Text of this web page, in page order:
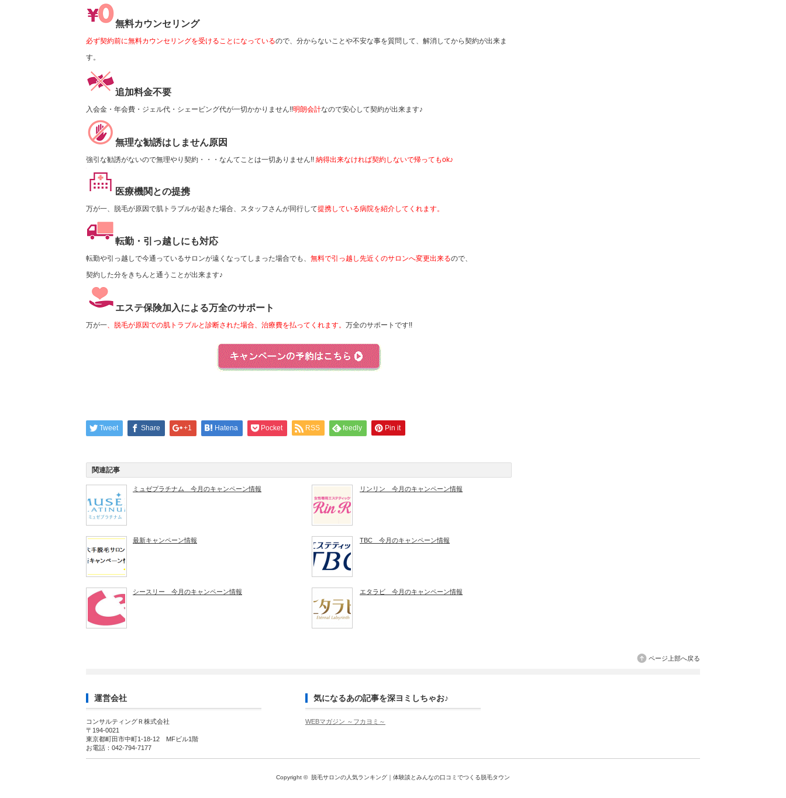
無料カウンセリング
必ず契約前に無料カウンセリングを受けることになっているので、分からないことや不安な事を質問して、解消してから契約が出来ま
す。
追加料金不要
入会金・年会費・ジェル代・シェービング代が一切かかりません!!明朗会計なので安心して契約が出来ます♪
無理な勧誘はしません原因
強引な勧誘がないので無理やり契約・・・なんてことは一切ありません!! 納得出来なければ契約しないで帰ってもok♪
医療機関との提携
万が一、脱毛が原因で肌トラブルが起きた場合、スタッフさんが同行して提携している病院を紹介してくれます。
転勤・引っ越しにも対応
転勤や引っ越しで今通っているサロンが遠くなってしまった場合でも、 無料で引っ越し先近くのサロンへ変更出来るので、
契約した分をきちんと通うことが出来ます♪
エステ保険加入による万全のサポート
万が一 、脱毛が原因での肌トラブルと診断された場合、治療費を払ってくれます。 万全のサポートです!!
Tweet Share +1 Hatena Pocket RSS feedly Pin it
関連記事
ミュゼプラチナム 今月のキャンペーン情報 リンリン 今月のキャンペーン情報
最新キャンペーン情報 TBC 今月のキャンペーン情報
シースリー 今月のキャンペーン情報 エタラビ 今月のキャンペーン情報
ページ上部へ戻る
運営会社
コンサルティングＲ株式会社
〒194-0021
東京都町田市中町1-18-12 MFビル1階
お電話：042-794-7177
気になるあの記事を深ヨミしちゃお♪
WEBマガジン ～フカヨミ～
Copyright © 脱毛サロンの人気ランキング｜体験談とみんなの口コミでつくる脱毛タウン